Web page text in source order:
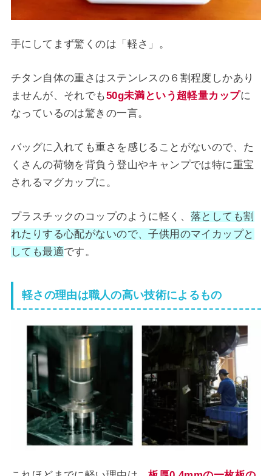
手にしてまず驚くのは「軽さ」。
チタン自体の重さはステンレスの６割程度しかあり
ませんが、それでも50g未満という超軽量カップに
なっているのは驚きの一言。
バッグに入れても重さを感じることがないので、た
くさんの荷物を背負う登山やキャンプでは特に重宝
されるマグカップに。
プラスチックのコップのように軽く、落としても割
れたりする心配がないので、子供用のマイカップと
しても最適です。
軽さの理由は職人の高い技術によるもの